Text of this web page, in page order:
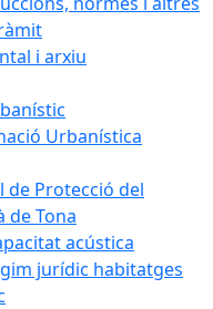
i arxiu
Urbanística
de Protecció del
de Tona
acústica
jurídic habitatges